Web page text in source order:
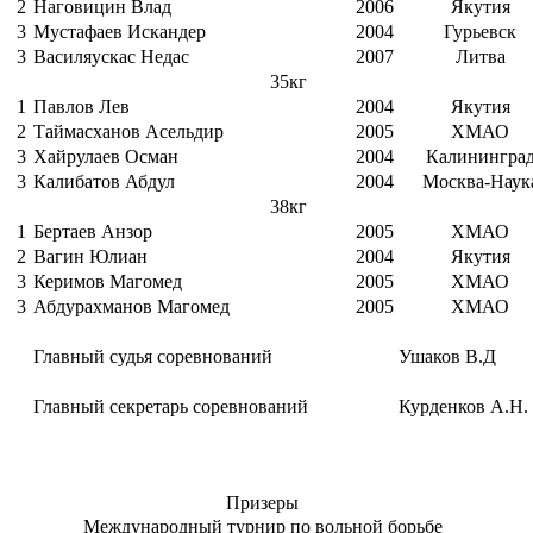
2 Наговицин Влад 2006
Якутия
3 Мустафаев Искандер 2004
Гурьевск
3 Василяускас Недас 2007
Литва
35кг
1 Павлов Лев 2004
Якутия
2 Таймасханов Асельдир 2005
ХМАО
3 Хайрулаев Осман 2004
3 Калибатов Абдул 2004
Москва-
38кг
1 Бертаев Анзор 2005
ХМАО
2 Вагин Юлиан 2004
Якутия
3 Керимов Магомед 2005
ХМАО
3 Абдурахманов Магомед 2005 ХМАО
Главный судья соревнований Ушаков В.Д
Главный секретарь соревнований Курденков А.Н.
Призеры
Международный турнир по вольной борьбе